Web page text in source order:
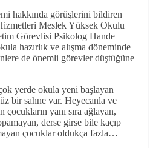
hakkında görüşlerini bildiren
Meslek Yüksek Okulu
Görevlisi Psikolog Hande
hazırlık ve alışma döneminde
de önemli görevler düştüğüne
yerde okula yeni başlayan
bir sahne var. Heyecanla ve
çocukların yanı sıra ağlayan,
derse girse bile kaçıp
çocuklar oldukça fazla…